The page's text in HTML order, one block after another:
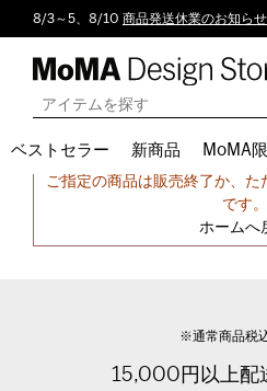
8/3～5、8/10 商品発送休業のお知らせ
ベストセラー 新商品 MoMA
申し訳ござい
ご指定の商品は販売終了か、た
です。
ホームへ
※通常商品税
15,000円以上配